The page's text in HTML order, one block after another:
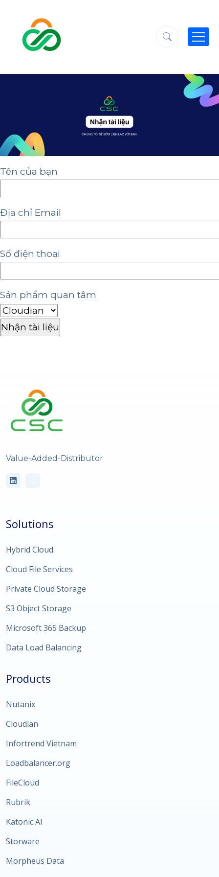
Tên của bạn
Địa chỉ Email
Số điện thoại
Sản phẩm quan tâm
Value-Added-Distributor
Solutions
Hybrid Cloud
Cloud File Services
Private Cloud Storage
S3 Object Storage
Microsoft 365 Backup
Data Load Balancing
Products
Nutanix
Cloudian
Infortrend Vietnam
Loadbalancer.org
FileCloud
Rubrik
Katonic AI
Storware
Morpheus Data